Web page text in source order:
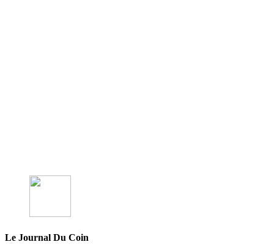
Le Journal Du Coin